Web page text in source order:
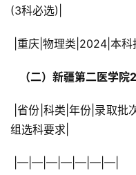
(3科必选)|
|重庆|物理类|2024|本
（二）新疆第二医学
组选科要求|
|—|—|—|—|—|—|—|